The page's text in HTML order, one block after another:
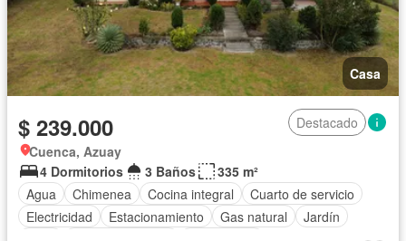
Casa
$ 239.000
Destacado
Cuenca, Azuay
4 Dormitorios
3 Baños
335 m²
Agua
Chimenea Cocina integral
Cuarto de servicio
Electricidad
Estacionamiento Gas natural
Jardín